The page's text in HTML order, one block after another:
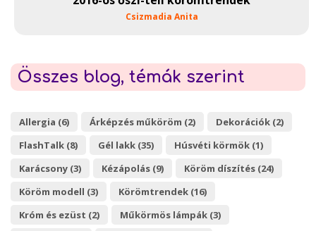
Csizmadia Anita
Összes blog, témák szerint
Allergia (6) Árképzés műköröm (2)
Dekorációk (2)
FlashTalk (8)
Gél lakk (35)
Húsvéti körmök (1)
Karácsony (3)
Kézápolás (9)
Köröm díszítés (24)
Köröm modell (3)
Körömtrendek (16)
Króm és ezüst (2)
Műkörmös lámpák (3)